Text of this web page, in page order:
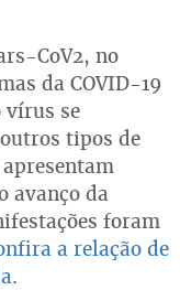
CoV2, no
da COVID-19
vírus se
tipos de
avanço da
foram
a relação de
.